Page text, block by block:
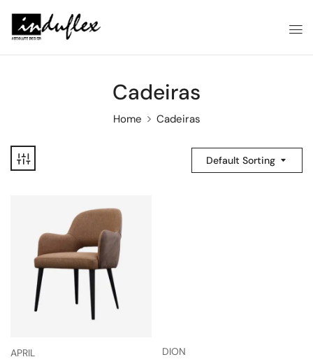
Cadeiras
Home Cadeiras
Default Sorting
APRIL DION